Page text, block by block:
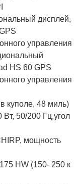
дисплей,
управления
HS 60 GPS
управления
куполе, 48 миль)
50/200 Гц,угол
мощность
HW (150- 250 к